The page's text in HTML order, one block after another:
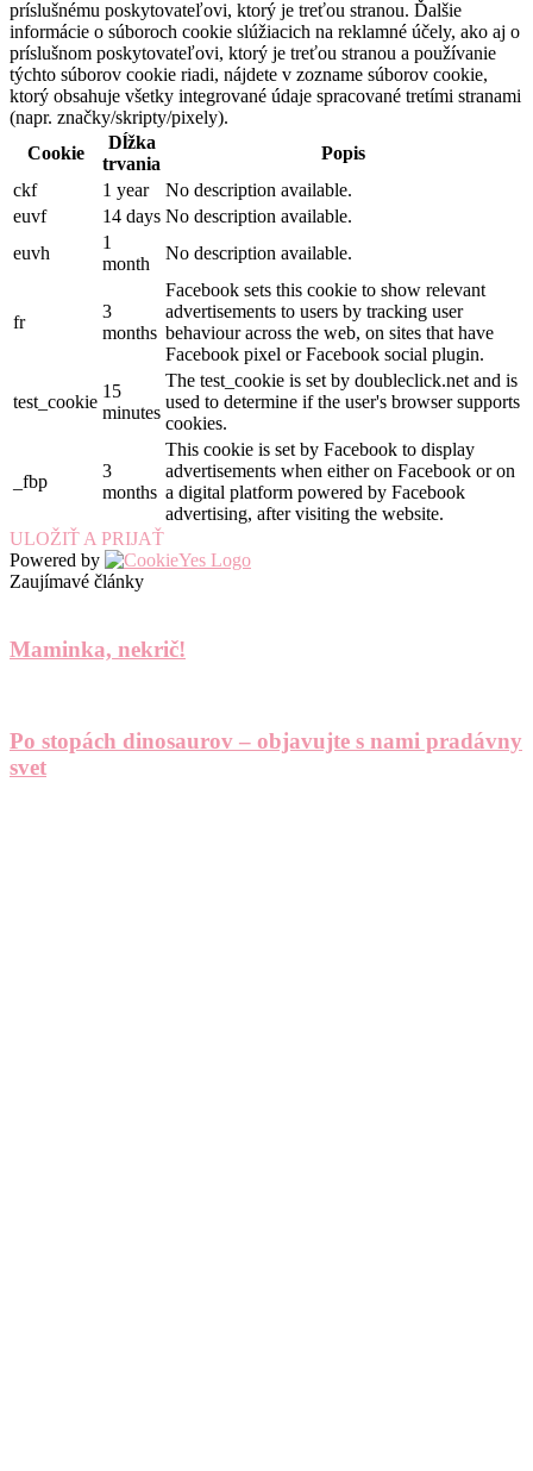
príslušnému poskytovateľovi, ktorý je treťou stranou. Ďalšie
informácie o súboroch cookie slúžiacich na reklamné účely, ako aj o
príslušnom poskytovateľovi, ktorý je treťou stranou a používanie
týchto súborov cookie riadi, nájdete v zozname súborov cookie,
ktorý obsahuje všetky integrované údaje spracované tretími stranami
(napr. značky/skripty/pixely).
Cookie
Dĺžka
trvania
Popis
ckf
1 year
No description available.
euvf
14 days No description available.
euvh
1
month
No description available.
fr
3
months
Facebook sets this cookie to show relevant
advertisements to users by tracking user
behaviour across the web, on sites that have
Facebook pixel or Facebook social plugin.
test_cookie
15
minutes
The test_cookie is set by doubleclick.net and is
used to determine if the user's browser supports
cookies.
_fbp
3
months
This cookie is set by Facebook to display
advertisements when either on Facebook or on
a digital platform powered by Facebook
advertising, after visiting the website.
ULOŽIŤ A PRIJAŤ
Powered by
Zaujímavé články
Maminka, nekrič!
Po stopách dinosaurov – objavujte s nami pradávny
svet